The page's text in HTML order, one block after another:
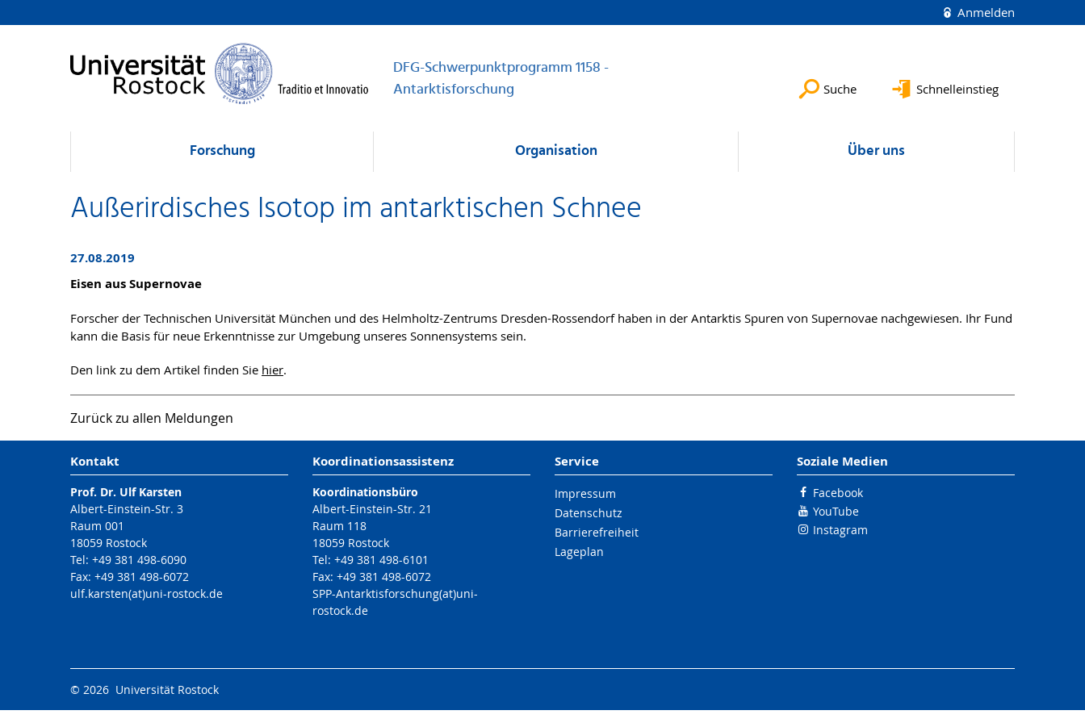
Anmelden
DFG-Schwerpunktprogramm 1158 -
Antarktisforschung
Suche Schnelleinstieg
Forschung Organisation Über uns
Außerirdisches Isotop im antarktischen Schnee
27.08.2019
Eisen aus Supernovae
Forscher der Technischen Universität München und des Helmholtz-Zentrums Dresden-Rossendorf haben in der Antarktis Spuren von Supernovae nachgewiesen. Ihr Fund
kann die Basis für neue Erkenntnisse zur Umgebung unseres Sonnensystems sein.
Den link zu dem Artikel finden Sie hier.
Zurück zu allen Meldungen
Kontakt
Prof. Dr. Ulf Karsten
Albert-Einstein-Str. 3
Raum 001
18059 Rostock
Tel: +49 381 498-6090
Fax: +49 381 498-6072
ulf.karsten(at)uni-rostock.de
Koordinationsassistenz
Koordinationsbüro
Albert-Einstein-Str. 21
Raum 118
18059 Rostock
Tel: +49 381 498-6101
Fax: +49 381 498-6072
SPP-Antarktisforschung(at)uni-
rostock.de
Service
Impressum
Datenschutz
Barrierefreiheit
Lageplan
Soziale Medien
Facebook
YouTube
Instagram
© 2026 Universität Rostock